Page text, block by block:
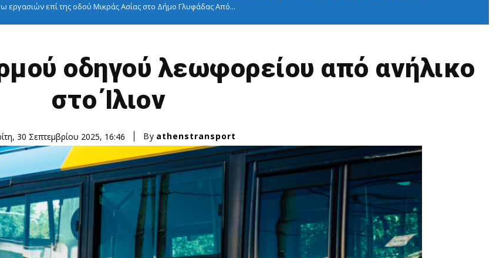
εργασιών επί της οδού Μικράς Ασίας στο Δήμο Γλυφάδας Από...
οδηγού λεωφορείου από ανήλικο
στο Ίλιον
30 Σεπτεμβρίου 2025, 16:46 By athenstransport